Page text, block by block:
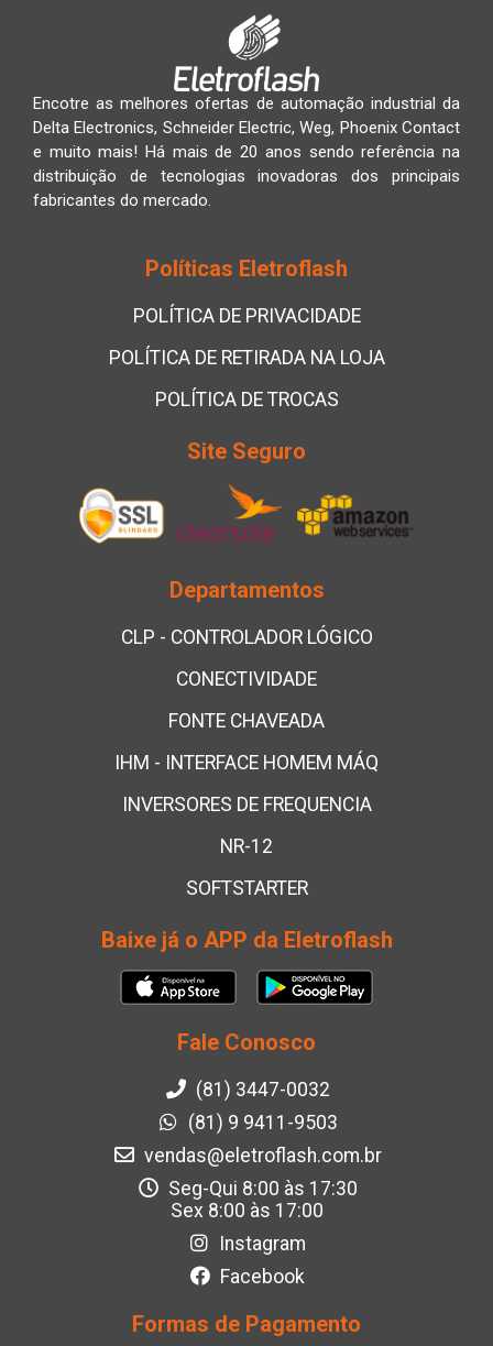
Encotre as melhores ofertas de automação industrial da
Delta Electronics, Schneider Electric, Weg, Phoenix Contact
e muito mais! Há mais de 20 anos sendo referência na
distribuição de tecnologias inovadoras dos principais
fabricantes do mercado.
Políticas Eletroflash
POLÍTICA DE PRIVACIDADE
POLÍTICA DE RETIRADA NA LOJA
POLÍTICA DE TROCAS
Site Seguro
Departamentos
CLP - CONTROLADOR LÓGICO
CONECTIVIDADE
FONTE CHAVEADA
IHM - INTERFACE HOMEM MÁQ
INVERSORES DE FREQUENCIA
NR-12
SOFTSTARTER
Baixe já o APP da Eletroflash
Fale Conosco
(81) 3447-0032
(81) 9 9411-9503
vendas@eletroflash.com.br
Seg-Qui 8:00 às 17:30
Sex 8:00 às 17:00
Instagram
Facebook
Formas de Pagamento